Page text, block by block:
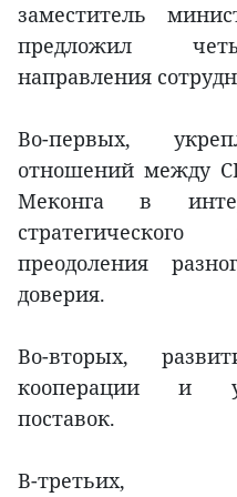
заместитель
предложил
направления
Во-первых,
отношений между
Меконга в
преодоления
доверия.
Во-вторых,
кооперации и
поставок.
В-третьих,